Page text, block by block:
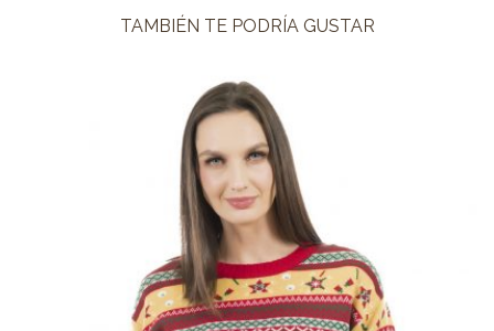
TAMBIÉN TE PODRÍA GUSTAR